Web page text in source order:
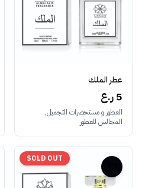
عطر الملك
5 ر.ع
العطور و مستحضرات التجميل,
المجالس للعطور
SOLD OUT